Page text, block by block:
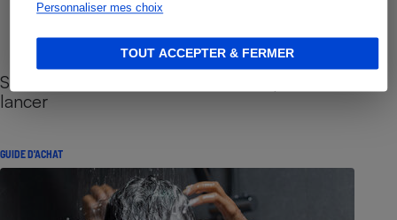
Personnaliser mes choix
TOUT ACCEPTER & FERMER
Sites de rencontres - Nos conseils pour vous
lancer
GUIDE D'ACHAT